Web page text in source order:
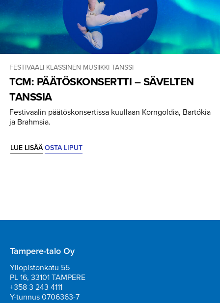
FESTIVAALI KLASSINEN MUSIIKKITANSSI
TCM: PÄÄTÖSKON­SERTTI – SÄVELTEN
TANSSIA
Festivaalin päätöskonsertissa kuullaan Korngoldia, Bartókia
ja Brahmsia.
LUE LISÄÄOSTA LIPUT
Tampere-talo Oy
Yliopistonkatu 55
PL 16, 33101 TAMPERE
+358 3 243 4111
Y-tunnus 0706363-7